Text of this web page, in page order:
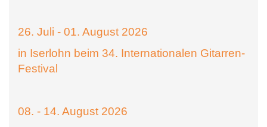
26. Juli - 01. August 2026
in Iserlohn beim 34. Internationalen Gitarren-
Festival
08. - 14. August 2026